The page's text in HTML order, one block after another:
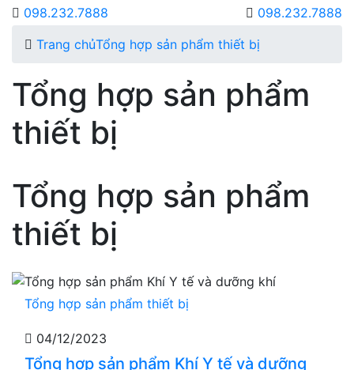
098.232.7888
098.232.7888
Trang chủTổng hợp sản phẩm thiết bị
Tổng hợp sản phẩm
thiết bị
Tổng hợp sản phẩm
thiết bị
Tổng hợp sản phẩm thiết bị
04/12/2023
Tổng hợp sản phẩm Khí Y tế và dưỡng